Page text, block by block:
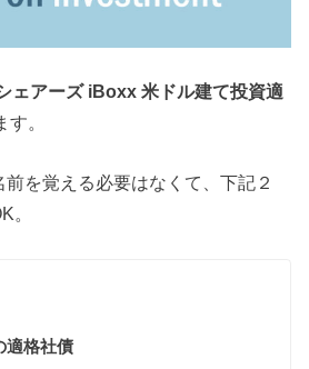
ェアーズ iBoxx 米ドル建て投資適
す。
を覚える必要はなくて、下記２
。
適格社債